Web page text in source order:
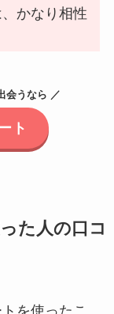
かなり相性
会うなら ／
ト
た人の口コ